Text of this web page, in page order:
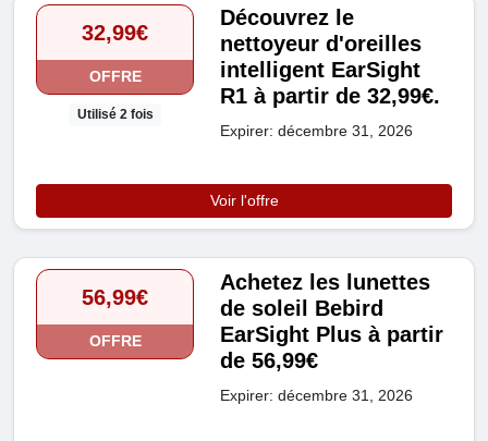
32,99€
OFFRE
Utilisé 2 fois
Découvrez le
nettoyeur d'oreilles
intelligent EarSight
R1 à partir de 32,99€.
Expirer: décembre 31, 2026
Voir l'offre
56,99€
OFFRE
Achetez les lunettes
de soleil Bebird
EarSight Plus à partir
de 56,99€
Expirer: décembre 31, 2026